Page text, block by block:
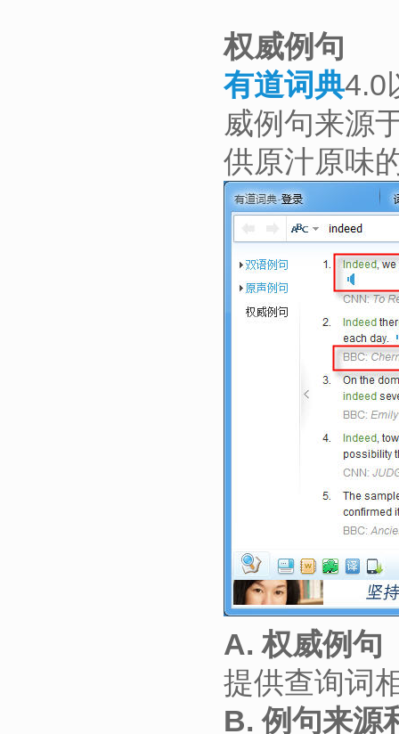
权威例句
有道词典4.0
威例句来源
供原汁原味
A. 权威例句
提供查询词
B. 例句来源